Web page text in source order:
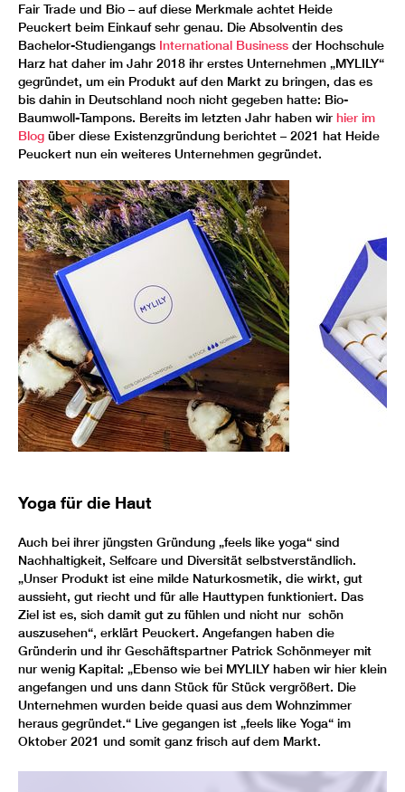
Fair Trade und Bio – auf diese Merkmale achtet Heide
Peuckert beim Einkauf sehr genau. Die Absolventin des
Bachelor-Studiengangs International Business der Hochschule
Harz hat daher im Jahr 2018 ihr erstes Unternehmen „MYLILY“
gegründet, um ein Produkt auf den Markt zu bringen, das es
bis dahin in Deutschland noch nicht gegeben hatte: Bio-
Baumwoll-Tampons. Bereits im letzten Jahr haben wir hier im
Blog über diese Existenzgründung berichtet – 2021 hat Heide
Peuckert nun ein weiteres Unternehmen gegründet.
Yoga für die Haut
Auch bei ihrer jüngsten Gründung „feels like yoga“ sind
Nachhaltigkeit, Selfcare und Diversität selbstverständlich.
„Unser Produkt ist eine milde Naturkosmetik, die wirkt, gut
aussieht, gut riecht und für alle Hauttypen funktioniert. Das
Ziel ist es, sich damit gut zu fühlen und nicht nur schön
auszusehen“, erklärt Peuckert. Angefangen haben die
Gründerin und ihr Geschäftspartner Patrick Schönmeyer mit
nur wenig Kapital: „Ebenso wie bei MYLILY haben wir hier klein
angefangen und uns dann Stück für Stück vergrößert. Die
Unternehmen wurden beide quasi aus dem Wohnzimmer
heraus gegründet.“ Live gegangen ist „feels like Yoga“ im
Oktober 2021 und somit ganz frisch auf dem Markt.